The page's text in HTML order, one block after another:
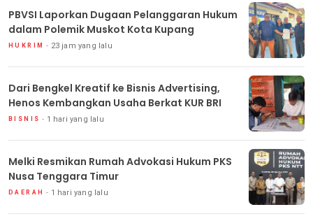
PBVSI Laporkan Dugaan Pelanggaran Hukum
dalam Polemik Muskot Kota Kupang
HUKRIM 23 jam yang lalu
Dari Bengkel Kreatif ke Bisnis Advertising,
Henos Kembangkan Usaha Berkat KUR BRI
BISNIS 1 hari yang lalu
Melki Resmikan Rumah Advokasi Hukum PKS
Nusa Tenggara Timur
DAERAH 1 hari yang lalu